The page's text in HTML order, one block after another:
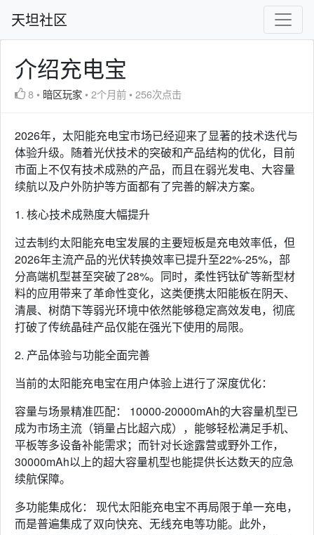
天坦社区
介绍充电宝
8 • 暗区玩家 •2个月前 •256次点击
2026年，太阳能充电宝市场已经迎来了显著的技术迭代与
体验升级。随着光伏技术的突破和产品结构的优化，目前
市面上不仅有技术成熟的产品，而且在弱光发电、大容量
续航以及户外防护等方面都有了完善的解决方案。
1. 核心技术成熟度大幅提升
过去制约太阳能充电宝发展的主要短板是充电效率低，但
2026年主流产品的光伏转换效率已提升至22%-25%，部
分高端机型甚至突破了28%。同时，柔性钙钛矿等新型材
料的应用带来了革命性变化，这类便携太阳能板在阴天、
清晨、树荫下等弱光环境中依然能够稳定高效发电，彻底
打破了传统晶硅产品仅能在强光下使用的局限。
2. 产品体验与功能全面完善
当前的太阳能充电宝在用户体验上进行了深度优化：
容量与场景精准匹配： 10000-20000mAh的大容量机型已
成为市场主流（销量占比超六成），能够轻松满足手机、
平板等多设备补能需求；而针对长途露营或野外工作，
30000mAh以上的超大容量机型也能提供长达数天的应急
续航保障。
多功能集成化： 现代太阳能充电宝不再局限于单一充电，
而是普遍集成了双向快充、无线充电等功能。此外，